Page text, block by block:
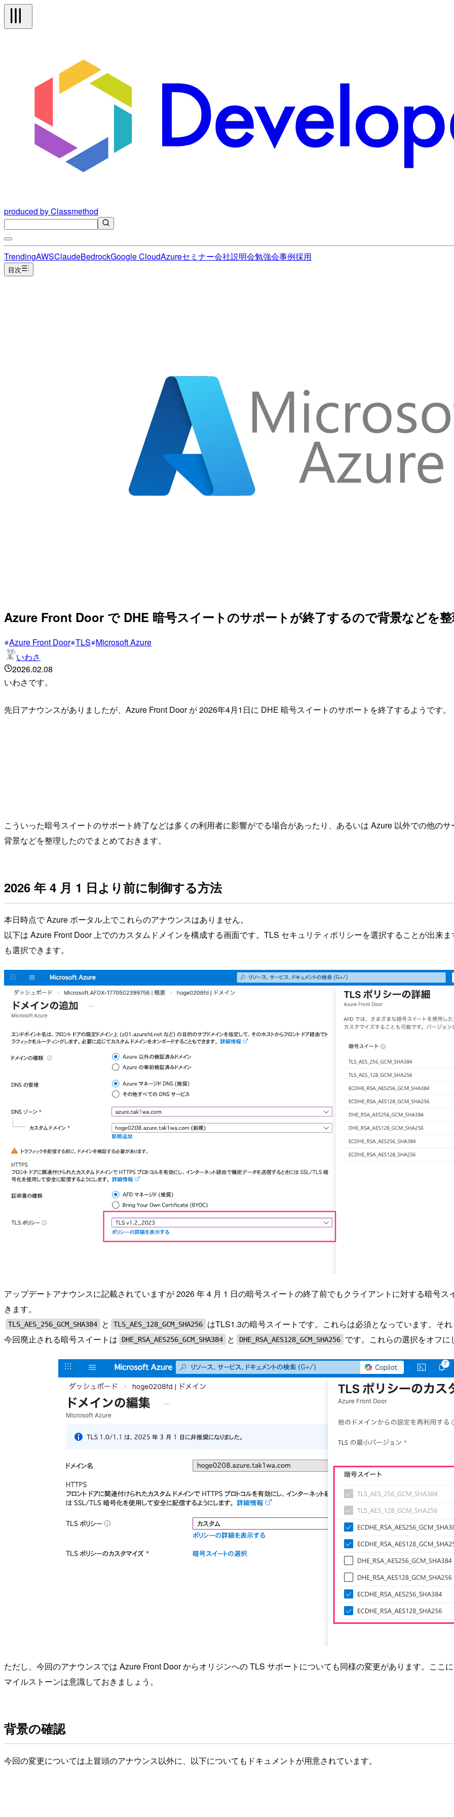
produced by Classmethod
TrendingAWSClaudeBedrockGoogle CloudAzureセミナー会社説明会勉強会事例採用
目次
Azure Front Door で DHE 暗号スイートのサポートが終了するので背景などを
Azure Front Door TLS Microsoft Azure
いわさ
2026.02.08
いわさです。
先日アナウンスがありましたが、Azure Front Door が 2026年4月1日に DHE 暗号スイートのサポートを終了するようです。
こういった暗号スイートのサポート終了などは多くの利用者に影響がでる場合があったり、あるいは Azure 以外での他の
背景などを整理したのでまとめておきます。
2026 年 4 月 1 日より前に制御する方法
本日時点で Azure ポータル上でこれらのアナウンスはありません。
以下は Azure Front Door 上でのカスタムドメインを構成する画面です。TLS セキュリティポリシーを選択することが出来
も選択できます。
アップデートアナウンスに記載されていますが 2026 年 4 月 1 日の暗号スイートの終了前でもクライアントに対する暗号
きます。
TLS_AES_256_GCM_SHA384 と TLS_AES_128_GCM_SHA256
はTLS1.3の暗号スイートです。これらは必須となっています。そ
今回廃止される暗号スイートは
DHE_RSA_AES256_GCM_SHA384 と DHE_RSA_AES128_GCM_SHA256 です。これらの選択をオフに
ただし、今回のアナウンスでは Azure Front Door からオリジンへの TLS サポートについても同様の変更があります。ここ
マイルストーンは意識しておきましょう。
背景の確認
今回の変更については上冒頭のアナウンス以外に、以下についてもドキュメントが用意されています。